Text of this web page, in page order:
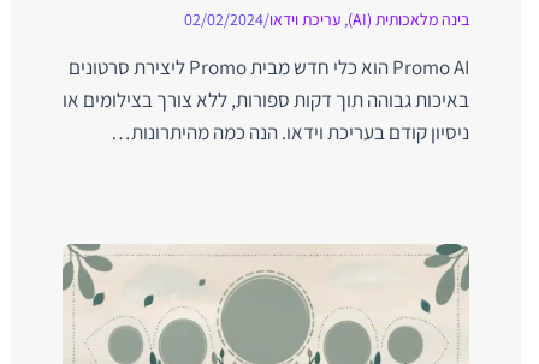
בינה מלאכותית (AI) , עריכת וידאו/
02/02/2024
Promo AI הוא כלי חדש מבית Promo ליצירת סרטונים
באיכות גבוהה תוך דקות ספורות, ללא צורך בצילומים או
ניסיון קודם בעריכת וידאו. הנה כמה מהיתרונות…